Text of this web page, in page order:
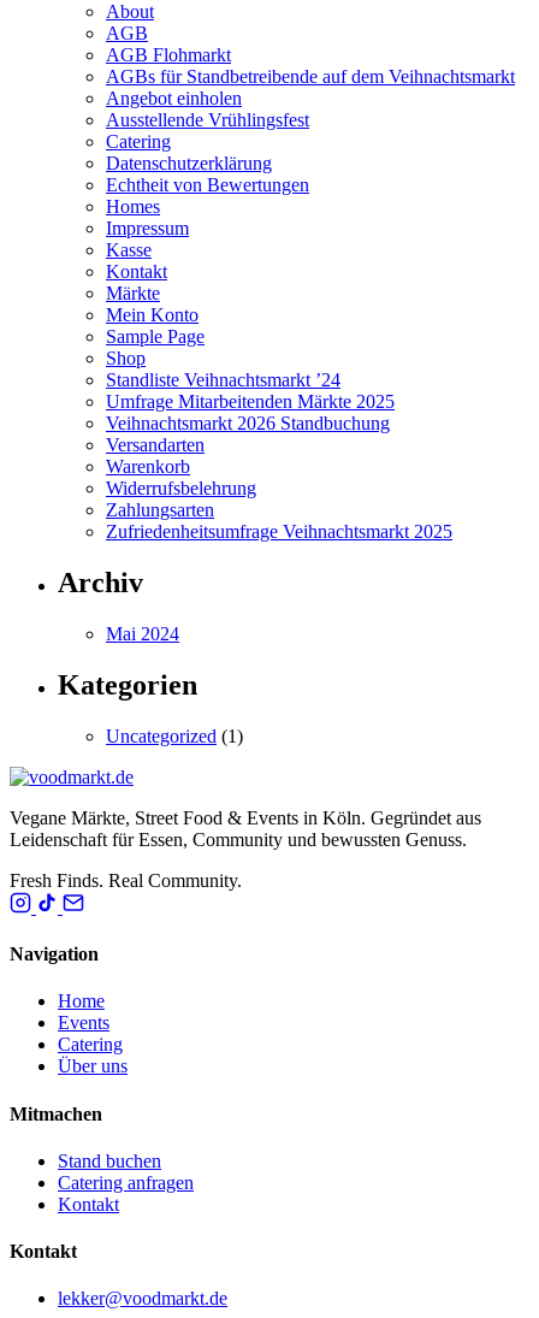
About
AGB
AGB Flohmarkt
AGBs für Standbetreibende auf dem Veihnachtsmarkt
Angebot einholen
Ausstellende Vrühlingsfest
Catering
Datenschutzerklärung
Echtheit von Bewertungen
Homes
Impressum
Kasse
Kontakt
Märkte
Mein Konto
Sample Page
Shop
Standliste Veihnachtsmarkt ’24
Umfrage Mitarbeitenden Märkte 2025
Veihnachtsmarkt 2026 Standbuchung
Versandarten
Warenkorb
Widerrufsbelehrung
Zahlungsarten
Zufriedenheitsumfrage Veihnachtsmarkt 2025
Archiv
Mai 2024
Kategorien
Uncategorized (1)
Vegane Märkte, Street Food & Events in Köln. Gegründet aus
Leidenschaft für Essen, Community und bewussten Genuss.
Fresh Finds. Real Community.
Navigation
Home
Events
Catering
Über uns
Mitmachen
Stand buchen
Catering anfragen
Kontakt
Kontakt
lekker@voodmarkt.de